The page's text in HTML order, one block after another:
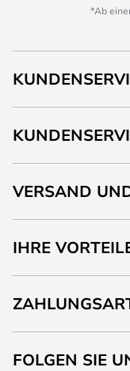
*Ab
VERSAND
IHRE
FOLGEN SIE